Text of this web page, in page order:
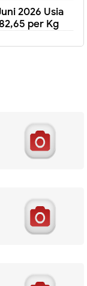
2026 Usia
per Kg